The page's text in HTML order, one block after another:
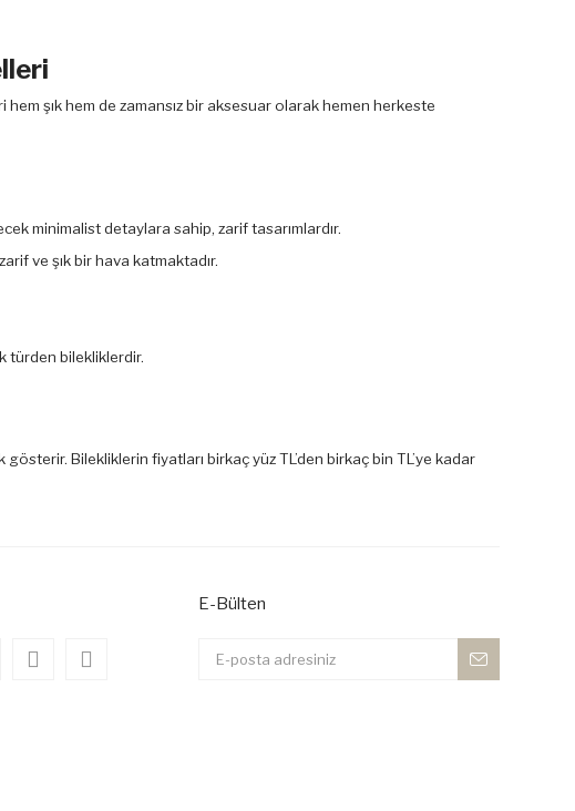
şık hem de zamansız bir aksesuar olarak hemen herkeste
minimalist detaylara sahip, zarif tasarımlardır.
ve şık bir hava katmaktadır.
türden bilekliklerdir.
Bilekliklerin fiyatları birkaç yüz TL’den birkaç bin TL’ye kadar
E-Bülten